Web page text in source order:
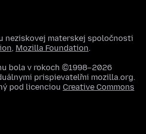
neziskovej materskej spoločnosti
, Mozilla Foundation.
bola v rokoch ©1998–2026
prispievateľmi mozilla.org.
pod licenciou Creative Commons